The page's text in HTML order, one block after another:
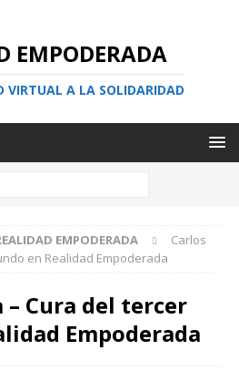
EMPODERADA
VIRTUAL A LA SOLIDARIDAD
EMPODERADA
Carlos
en Realidad Empoderada
– Cura del tercer
Empoderada